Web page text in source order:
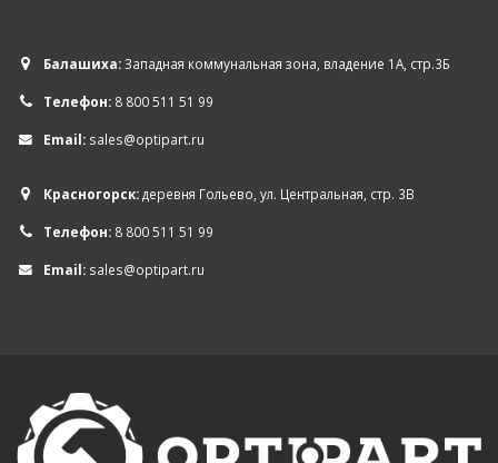
Балашиха:Западная коммунальная зона, владение 1А, стр.3Б
Телефон: 8 800 511 51 99
Email: sales@optipart.ru
Красногорск:деревня Гольево, ул. Центральная, стр. 3В
Телефон: 8 800 511 51 99
Email: sales@optipart.ru